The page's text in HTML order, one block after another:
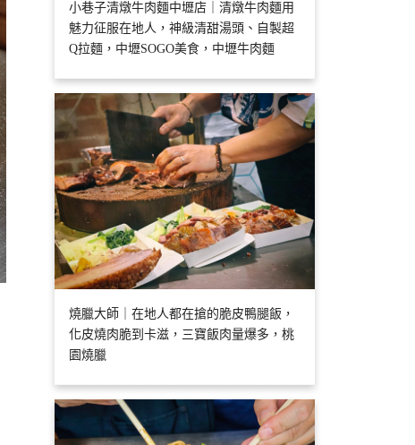
小巷子清燉牛肉麵中壢店｜清燉牛肉麵用
魅力征服在地人，神級清甜湯頭、自製超
Q拉麵，中壢SOGO美食，中壢牛肉麵
燒臘大師｜在地人都在搶的脆皮鴨腿飯，
化皮燒肉脆到卡滋，三寶飯肉量爆多，桃
園燒臘